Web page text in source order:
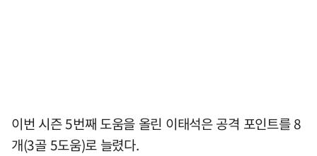
이번 시즌 5번째 도움을 올린 이태석은 공격 포인트를 8
개(3골 5도움)로 늘렸다.